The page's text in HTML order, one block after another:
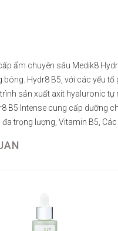
ẩm chuyên sâu Medik8
Hydr8 B5, với các yếu
sản xuất axit hyaluronic
B5 Intense cung cấp dưỡng
trọng lượng, Vitamin B5,